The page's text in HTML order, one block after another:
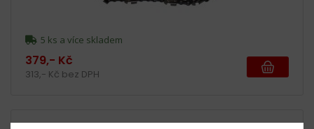
5 ks a více skladem
379,- Kč
313,- Kč bez DPH